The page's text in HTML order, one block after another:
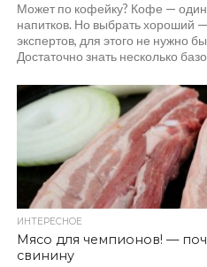
Может по кофейку? Кофе —
напитков. Но выбрать хороший
экспертов, для этого не нужно
Достаточно знать несколько
ИНТЕРЕСНОЕ
Мясо для чемпионов! —
свинину